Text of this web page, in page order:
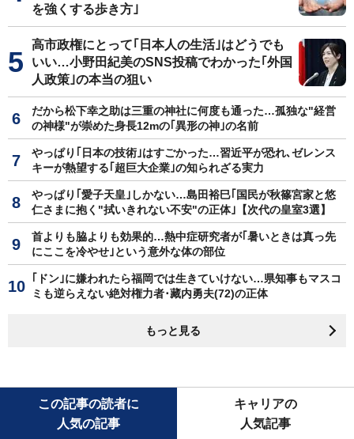
を強くする歩き方｣
高市政権にとって｢日本人の生活｣はどうでも
いい…小野田紀美のSNS投稿でわかった｢外国
人政策｣の本当の狙い
だから松下幸之助は三重の神社に何度も通った…孤独な"経営
の神様"が崇めた身長12mの｢異形の神｣の名前
やっぱり｢日本の技術｣はすごかった…習近平が恐れ､ゼレンス
キーが熱望する｢超巨大企業｣の知られざる実力
やっぱり｢愛子天皇｣しかない…島田裕巳｢国民が秋篠宮家と悠
仁さまに抱く"拭いきれない不安"の正体｣【次代の皇室3選】
首よりも脇よりも効果的…熱中症研究者が｢暑いときは真っ先
にここを冷やせ｣という意外な体の部位
｢ドン｣に嫌われたら福岡では生きていけない…県知事もマスコ
ミも逆らえない絶対権力者･藏内勇夫(72)の正体
もっと見る
この記事の読者に
人気の記事
キャリアの
人気記事